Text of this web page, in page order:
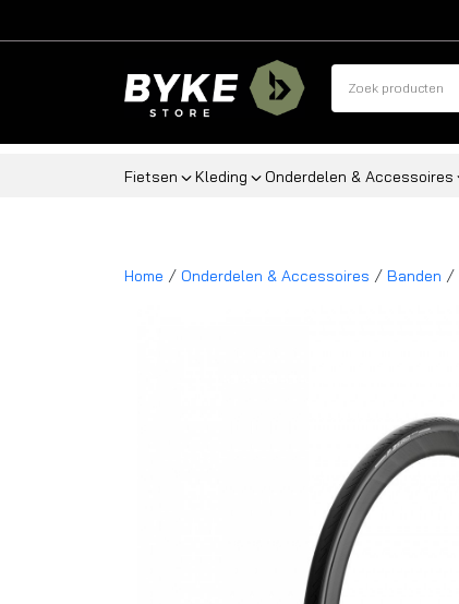
Fietsen Kleding Onderdelen & Accessoires
Home / Onderdelen & Accessoires / Banden /